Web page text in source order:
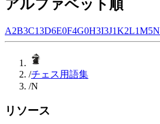
アルファベット順
A2B3C13D6E0F4G0H3I3J1K2L1M5N
/チェス用語集
/N
リソース